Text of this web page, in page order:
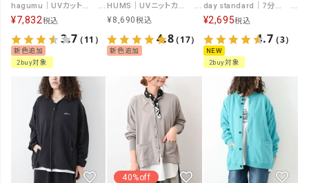
¥7,832税込
3.7（11）
新色追加
2buy対象
¥8,690税込
4.8（17）
新色追加
day standard｜7分袖モモンガカーデ [[B261082-28]][D]
¥2,695税込
4.7（3）
NEW
2buy対象
40%off